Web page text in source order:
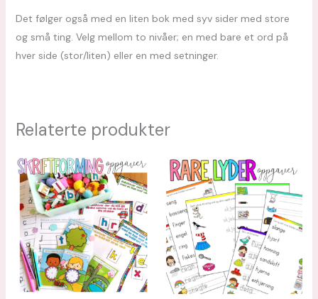
Det følger også med en liten bok med syv sider med store
og små ting. Velg mellom to nivåer; en med bare et ord på
hver side (stor/liten) eller en med setninger.
Relaterte produkter